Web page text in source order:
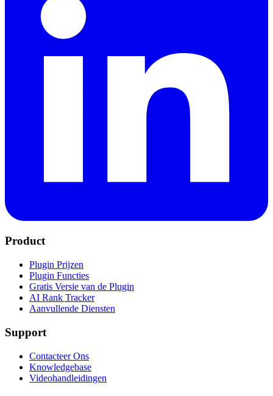
Product
Plugin Prijzen
Plugin Functies
Gratis Versie van de Plugin
AI Rank Tracker
Aanvullende Diensten
Support
Contacteer Ons
Knowledgebase
Videohandleidingen